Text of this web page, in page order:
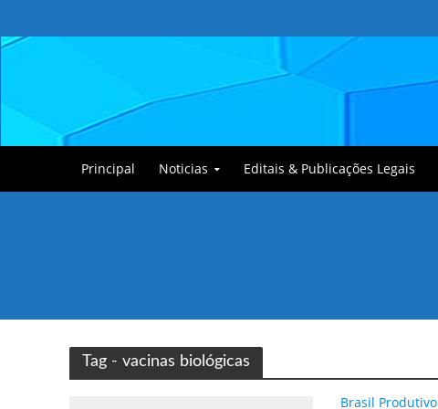
Principal Noticias Editais & Publicações Legais
Tag - vacinas biológicas
Brasil Produtivo